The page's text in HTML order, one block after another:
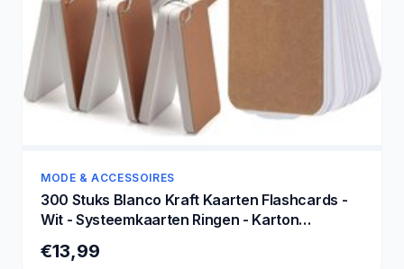
MODE & ACCESSOIRES
300 Stuks Blanco Kraft Kaarten Flashcards -
Wit - Systeemkaarten Ringen - Karton
Bedankt Kaartjes - Lege
€13,99